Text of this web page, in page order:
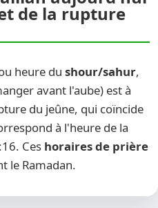
de la rupture
heure du shour/sahur,
avant l'aube) est à
du jeûne, qui coïncide
à l'heure de la
Ces horaires de prière
le Ramadan.